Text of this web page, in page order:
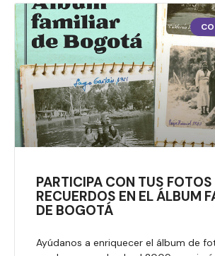
PARTICIPA CON TUS FOTOS
RECUERDOS EN EL ÁLBUM
DE BOGOTÁ
Ayúdanos a enriquecer el álbum de